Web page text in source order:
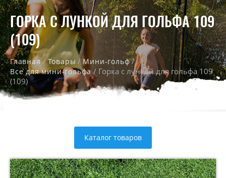
ГОРКА С ЛУНКОЙ ДЛЯ ГОЛЬФА 109
(109)
Главная/Товары /Мини-гольф/
Все для мини-гольфа/ Горка с лункой для гольфа 109
(109)
Каталог товаров